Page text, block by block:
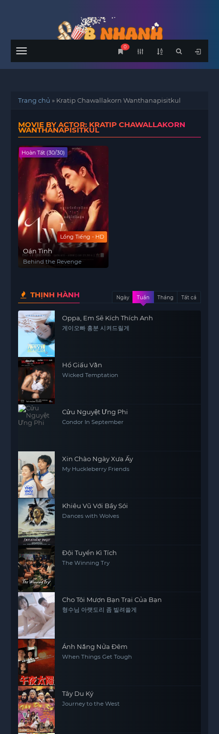
Menu
0
Trang chủ » Kratip Chawallakorn Wanthanapisitkul
MOVIE BY ACTOR: KRATIP CHAWALLAKORN
WANTHANAPISITKUL
Lồng Tiếng - HD
Hoàn Tất (30/30)
Oán Tình
Behind the Revenge
THỊNH HÀNH Ngày Tuần Tháng Tất cả
Oppa, Em Sẽ Kích Thích Anh
게이오빠 흥분 시켜드릴게
Hổ Giấu Vằn
Wicked Temptation
Cửu Nguyệt Ưng Phi
Condor In September
Xin Chào Ngày Xưa Ấy
My Huckleberry Friends
Khiêu Vũ Với Bầy Sói
Dances with Wolves
Đội Tuyển Kì Tích
The Winning Try
Cho Tôi Mượn Bạn Trai Của Bạn
형수님 아랫도리 좀 빌려쓸게
Ánh Nắng Nửa Đêm
When Things Get Tough
Tây Du Ký
Journey to the West